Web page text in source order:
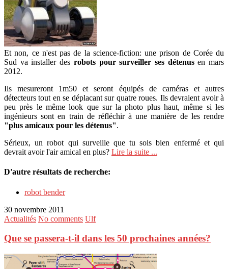
Et non, ce n'est pas de la science-fiction: une prison de Corée du
Sud va installer des robots pour surveiller ses détenusen mars
2012.
Ils mesureront 1m50 et seront équipés de caméras et autres
détecteurs tout en se déplacant sur quatre roues. Ils devraient avoir à
peu près le même look que sur la photo plus haut, même si les
ingénieurs sont en train de réfléchir à une manière de les rendre
"plus amicaux pour les détenus".
Sérieux, un robot qui surveille que tu sois bien enfermé et qui
devrait avoir l'air amical en plus? Lire la suite ...
D'autre résultats de recherche:
robot bender
30 novembre 2011
Actualités No comments Ulf
Que se passera-t-il dans les 50 prochaines années?